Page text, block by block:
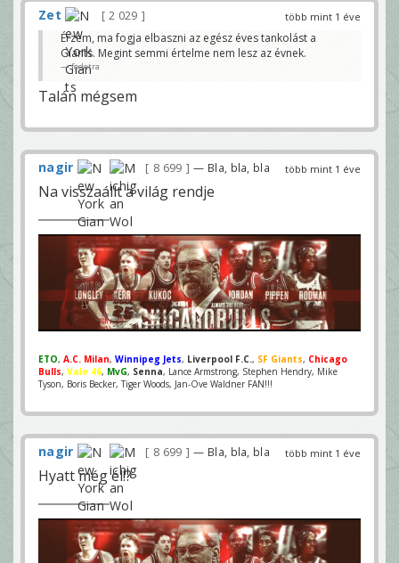
több mint 1 éve
Zet
2 029
Érzem, ma fogja elbaszni az egész éves tankolást a
Giants. Megint semmi értelme nem lesz az évnek.
fodetra
Talán mégsem
több mint 1 éve
nagir 8 699 — Bla, bla, bla
Na visszaállt a világ rendje
ETO, A.C. Milan, Winnipeg Jets, Liverpool F.C., SF Giants, Chicago
Bulls, Vale 46, MvG, Senna, Lance Armstrong, Stephen Hendry, Mike
Tyson, Boris Becker, Tiger Woods, Jan-Ove Waldner FAN!!!
több mint 1 éve
nagir 8 699 — Bla, bla, bla
Hyatt még él!?